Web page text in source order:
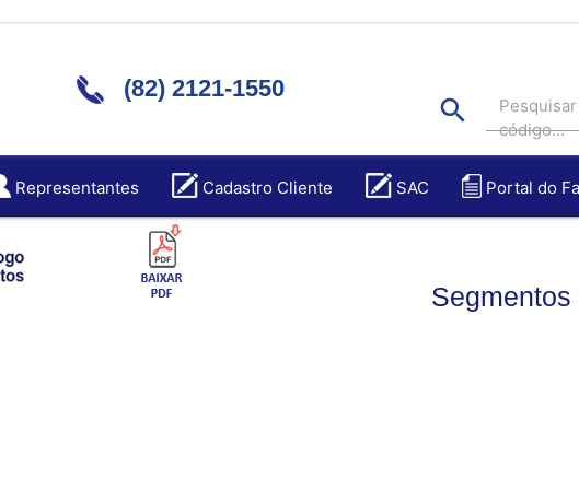
(82) 2121-1550
search
código...
Representantes Cadastro Cliente SAC Portal do
Segmentos